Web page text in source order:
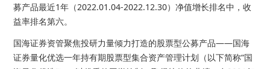
募产品最近1年（2022.01.04-2022.12.30）净值增长排名中，收
益率排名第六。
国海证券资管聚焦投研力量倾力打造的股票型公募产品——国海
证券量化优选一年持有期股票型集合资产管理计划（以下简称“国